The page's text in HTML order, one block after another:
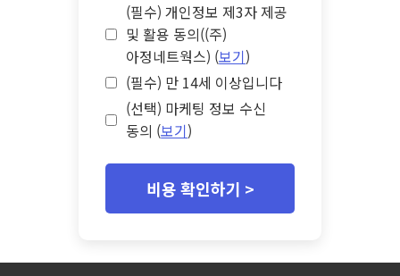
(필수) 개인정보 제3자 제공
및 활용 동의((주)
아정네트웍스) (보기)
(필수) 만 14세 이상입니다
(선택) 마케팅 정보 수신
동의 (보기)
비용 확인하기 >